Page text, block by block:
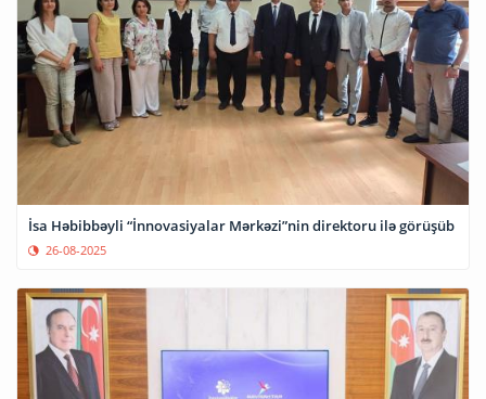
İsa Həbibbəyli “İnnovasiyalar Mərkəzi”nin direktoru ilə görüşüb
26-08-2025